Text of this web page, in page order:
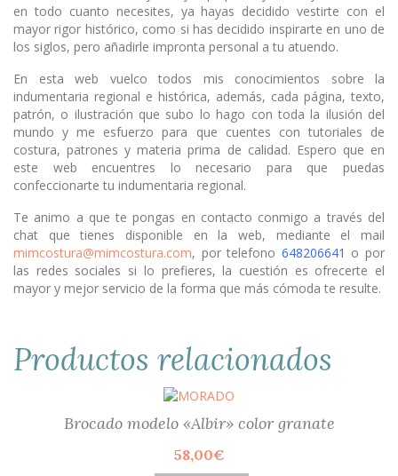
en todo cuanto necesites, ya hayas decidido vestirte con el
mayor rigor histórico, como si has decidido inspirarte en uno de
los siglos, pero añadirle impronta personal a tu atuendo.
En esta web vuelco todos mis conocimientos sobre la
indumentaria regional e histórica, además, cada página, texto,
patrón, o ilustración que subo lo hago con toda la ilusión del
mundo y me esfuerzo para que cuentes con tutoriales de
costura, patrones y materia prima de calidad. Espero que en
este web encuentres lo necesario para que puedas
confeccionarte tu indumentaria regional.
Te animo a que te pongas en contacto conmigo a través del
chat que tienes disponible en la web, mediante el mail
mimcostura@mimcostura.com, por telefono 648206641 o por
las redes sociales si lo prefieres, la cuestión es ofrecerte el
mayor y mejor servicio de la forma que más cómoda te resulte.
Productos relacionados
Brocado modelo «Albir» color granate
58,00€